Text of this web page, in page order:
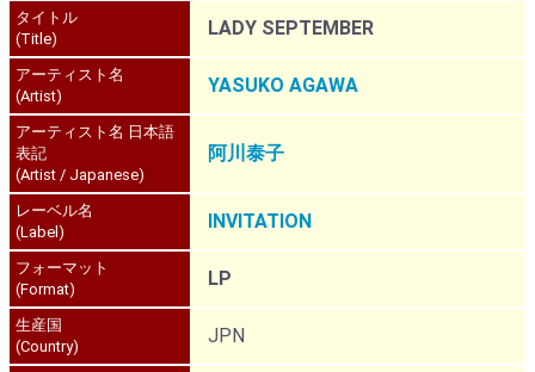
タイトル
(Title)
LADY SEPTEMBER
アーティスト名
(Artist)
YASUKO AGAWA
アーティスト名 日本語
表記
(Artist / Japanese)
阿川泰子
レーベル名
(Label)
INVITATION
フォーマット
(Format)
LP
生産国
(Country)
JPN